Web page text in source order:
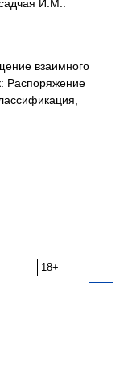
И.М..
взаимного
Распоряжение
18+